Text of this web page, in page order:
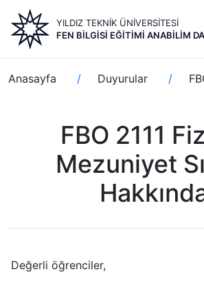
içeriğe
atla
YILDIZ TEKNİK ÜNİVERSİTESİ
FEN BILGISI EĞITIMI ANABILIM
Sayfa
yolu
Anasayfa Duyurular
FBO 2111
Mezuniyet
Değerli öğrenciler,